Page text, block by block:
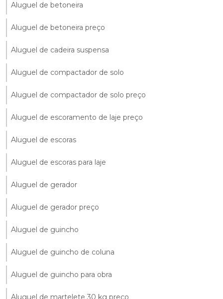
Aluguel de betoneira
Aluguel de betoneira preço
Aluguel de cadeira suspensa
Aluguel de compactador de solo
Aluguel de compactador de solo preço
Aluguel de escoramento de laje preço
Aluguel de escoras
Aluguel de escoras para laje
Aluguel de gerador
Aluguel de gerador preço
Aluguel de guincho
Aluguel de guincho de coluna
Aluguel de guincho para obra
Aluguel de martelete 30 kg preço